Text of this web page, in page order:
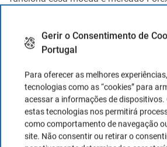
Gerir o Consentimento de
Portugal
Para oferecer as melhores
tecnologias como as “cookies” para
acessar a informações de dispositivos.
estas tecnologias nos permitirá
como comportamento de navegação
site. Não consentir ou retirar o
começou a operar sem saber como
levar à perda do capital investido.
Feito isso, o próximo passo seráabrir
umacorretora online que esteja
regulamentada
.
A maioria das
abra contas de teste, oucontas demo
colocar em prática o conhecimento